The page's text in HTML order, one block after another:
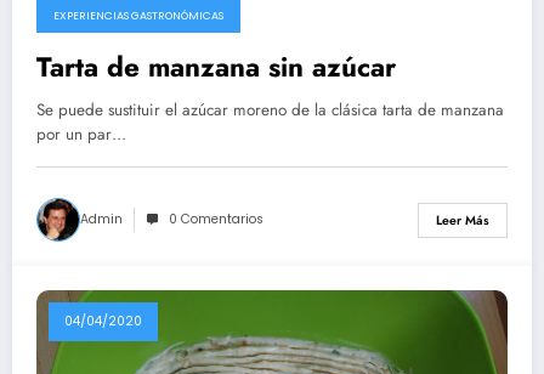
EXPERIENCIAS GASTRONÓMICAS
Tarta de manzana sin azúcar
Se puede sustituir el azúcar moreno de la clásica tarta de manzana
por un par…
Admin 0 Comentarios Leer Más
04/04/2020